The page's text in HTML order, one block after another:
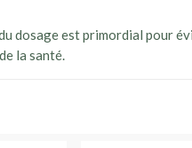
est primordial pour
la santé.